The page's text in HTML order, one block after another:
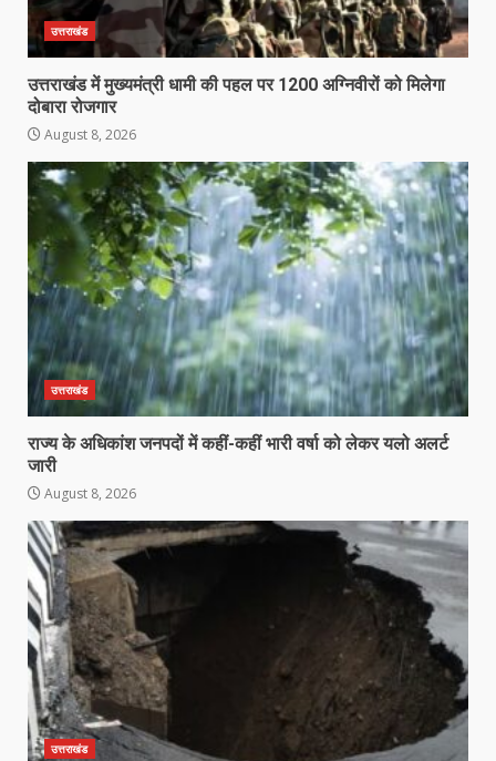
उत्तराखंड
उत्तराखंड में मुख्यमंत्री धामी की पहल पर 1200 अग्निवीरों को मिलेगा
दोबारा रोजगार
August 8, 2026
उत्तराखंड
राज्य के अधिकांश जनपदों में कहीं-कहीं भारी वर्षा को लेकर यलो अलर्ट
जारी
August 8, 2026
उत्तराखंड